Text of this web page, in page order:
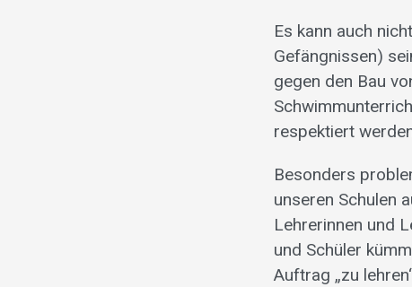
Es kann auch
Gefängnissen)
gegen den Bau
respektiert
Besonders
unseren Schulen
Lehrerinnen und
und Schüler
Auftrag „zu